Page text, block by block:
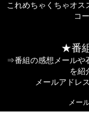
これめちゃくちゃオス
コ
★番
⇒番組の感想メールや
を紹
メールアドレ
メー